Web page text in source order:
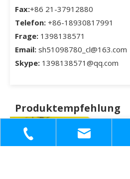
Fax:+86 21-37912880
Telefon: +86-18930817991
Frage: 1398138571
Email: sh51098780_cl@163.com
Skype: 1398138571@qq.com
Produktempfehlung